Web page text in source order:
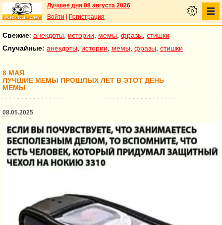
Лучшее дня 08 августа 2026
Войти
Регистрация
Свежие: анекдоты истории мемы фразы стишки
Случайные: анекдоты истории мемы фразы стишки
8 МАЯ
ЛУЧШИЕ МЕМЫ ПРОШЛЫХ ЛЕТ В ЭТОТ ДЕНЬ
МЕМЫ
08.05.2025